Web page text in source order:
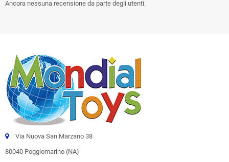
Ancora nessuna recensione da parte degli utenti.
Via Nuova San Marzano 38
80040 Poggiomarino (NA)